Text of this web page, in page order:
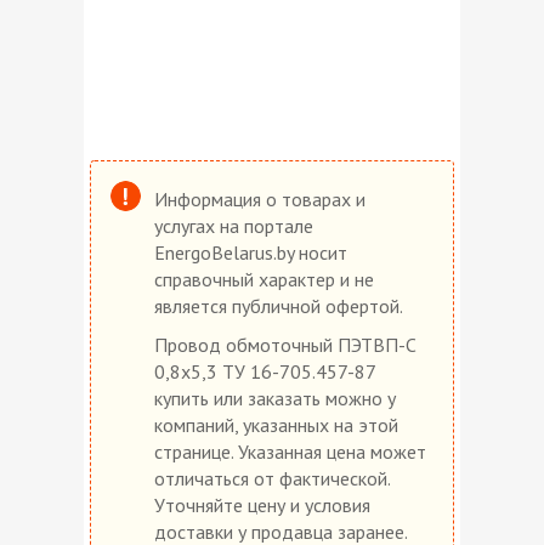
Информация о товарах и
услугах на портале
EnergoBelarus.by носит
справочный характер и не
является публичной офертой.
Провод обмоточный ПЭТВП-С
0,8х5,3 ТУ 16-705.457-87
купить или заказать можно у
компаний, указанных на этой
странице. Указанная цена может
отличаться от фактической.
Уточняйте цену и условия
доставки у продавца заранее.